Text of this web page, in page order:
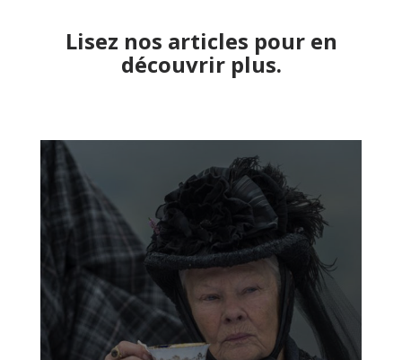
Lisez nos articles pour en
découvrir plus.